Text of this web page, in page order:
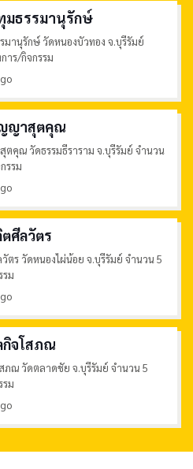
มธรรมานุรักษ์
มานุรักษ์ วัดหนองบัวทอง จ.บุรีรัมย์
าร/กิจกรรม
ญาสุตคุณ
คุณ วัดธรรมธีราราม จ.บุรีรัมย์ จำนวน
รรม
ศีลวัตร
ตร วัดหนองไผ่น้อย จ.บุรีรัมย์ จำนวน 5
รม
จโสภณ
ภณ วัดตลาดชัย จ.บุรีรัมย์ จำนวน 5
รม